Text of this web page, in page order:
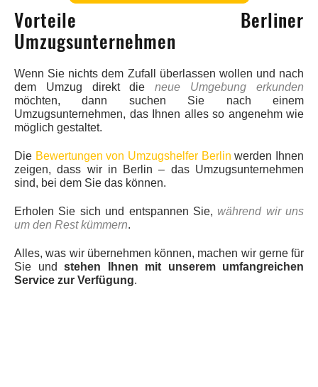
Vorteile Berliner
Umzugsunternehmen
Wenn Sie nichts dem Zufall überlassen wollen und nach
dem Umzug direkt dieneue Umgebung erkunden
möchten, dann suchen Sie nach einem
Umzugsunternehmen, das Ihnen alles so angenehm wie
möglich gestaltet.
Die Bewertungen von Umzugshelfer Berlin werden Ihnen
zeigen, dass wir in Berlin – das Umzugsunternehmen
sind, bei dem Sie das können.
Erholen Sie sich und entspannen Sie, während wir uns
um den Rest kümmern.
Alles, was wir übernehmen können, machen wir gerne für
Sie und stehen Ihnen mit unserem umfangreichen
Service zur Verfügung.